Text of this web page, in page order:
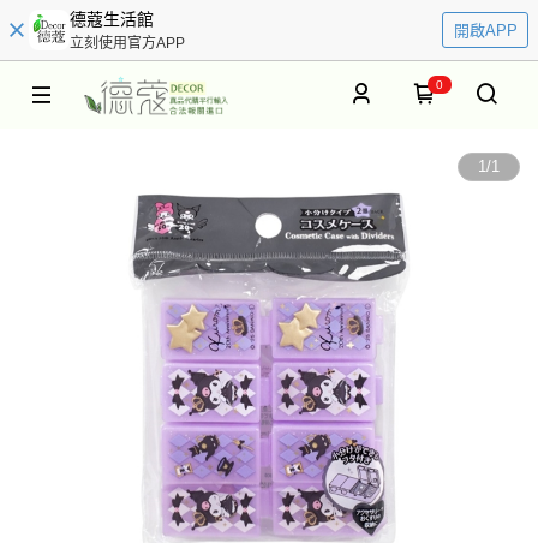
德蔻生活館
立刻使用官方APP
開啟APP
0
1/1